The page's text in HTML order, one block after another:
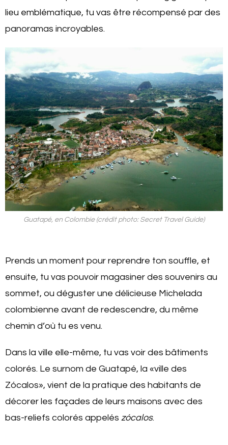
lieu emblématique, tu vas être récompensé par des
panoramas incroyables.
Guatapé, en Colombie (crédit photo: Secret Travel Guide)
Prends un moment pour reprendre ton souffle, et
ensuite, tu vas pouvoir magasiner des souvenirs au
sommet, ou déguster une délicieuse Michelada
colombienne avant de redescendre, du même
chemin d’où tu es venu.
Dans la ville elle-même, tu vas voir des bâtiments
colorés. Le surnom de Guatapé, la «ville des
Zócalos», vient de la pratique des habitants de
décorer les façades de leurs maisons avec des
bas-reliefs colorés appelés zócalos.